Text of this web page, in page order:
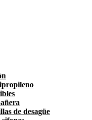
de desagüe